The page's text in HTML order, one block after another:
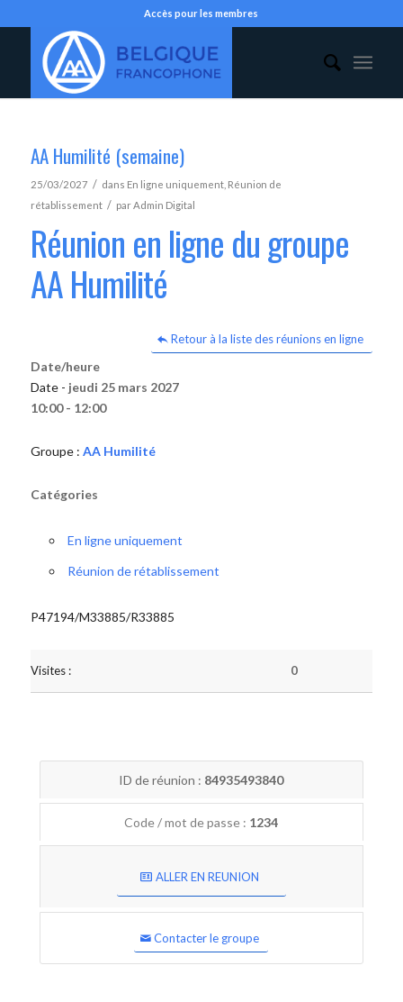
Accès pour les membres
AA Humilité (semaine)
25/03/2027 / dans En ligne uniquement, Réunion de
rétablissement / parAdmin Digital
Réunion en ligne du groupe
AA Humilité
Retour à la liste des réunions en ligne
Date/heure
Date - jeudi 25 mars 2027
10:00 - 12:00
Groupe : AA Humilité
Catégories
En ligne uniquement
Réunion de rétablissement
P47194/M33885/R33885
Visites : 0
ID de réunion : 84935493840
Code / mot de passe : 1234
ALLER EN REUNION
Contacter le groupe